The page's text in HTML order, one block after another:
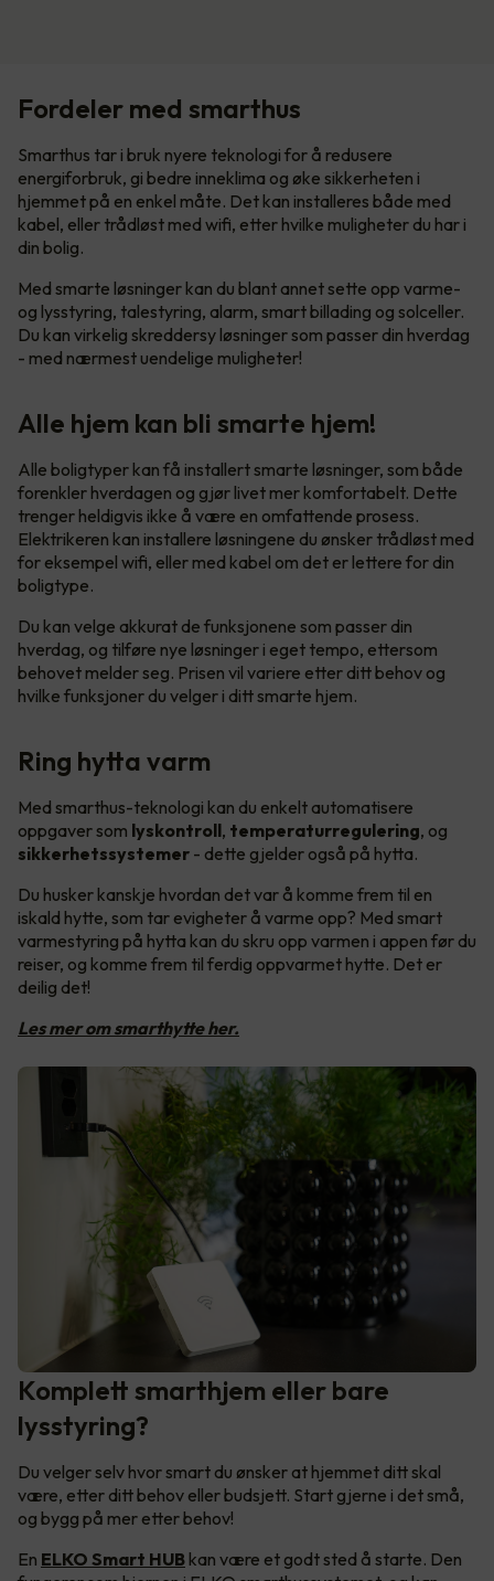
Fordeler med smarthus
Smarthus tar i bruk nyere teknologi for å redusere
energiforbruk, gi bedre inneklima og øke sikkerheten i
hjemmet på en enkel måte. Det kan installeres både med
kabel, eller trådløst med wifi, etter hvilke muligheter du har i
din bolig.
Med smarte løsninger kan du blant annet sette opp varme-
og lysstyring, talestyring, alarm, smart billading og solceller.
Du kan virkelig skreddersy løsninger som passer din hverdag
- med nærmest uendelige muligheter!
Alle hjem kan bli smarte hjem!
Alle boligtyper kan få installert smarte løsninger, som både
forenkler hverdagen og gjør livet mer komfortabelt. Dette
trenger heldigvis ikke å være en omfattende prosess.
Elektrikeren kan installere løsningene du ønsker trådløst med
for eksempel wifi, eller med kabel om det er lettere for din
boligtype.
Du kan velge akkurat de funksjonene som passer din
hverdag, og tilføre nye løsninger i eget tempo, ettersom
behovet melder seg. Prisen vil variere etter ditt behov og
hvilke funksjoner du velger i ditt smarte hjem.
Ring hytta varm
Med smarthus-teknologi kan du enkelt automatisere
oppgaver som lyskontroll, temperaturregulering, og
sikkerhetssystemer - dette gjelder også på hytta.
Du husker kanskje hvordan det var å komme frem til en
iskald hytte, som tar evigheter å varme opp? Med smart
varmestyring på hytta kan du skru opp varmen i appen før du
reiser, og komme frem til ferdig oppvarmet hytte. Det er
deilig det!
Les mer om smarthytte her.
Komplett smarthjem eller bare
lysstyring?
Du velger selv hvor smart du ønsker at hjemmet ditt skal
være, etter ditt behov eller budsjett. Start gjerne i det små,
og bygg på mer etter behov!
En ELKO Smart HUB kan være et godt sted å starte. Den